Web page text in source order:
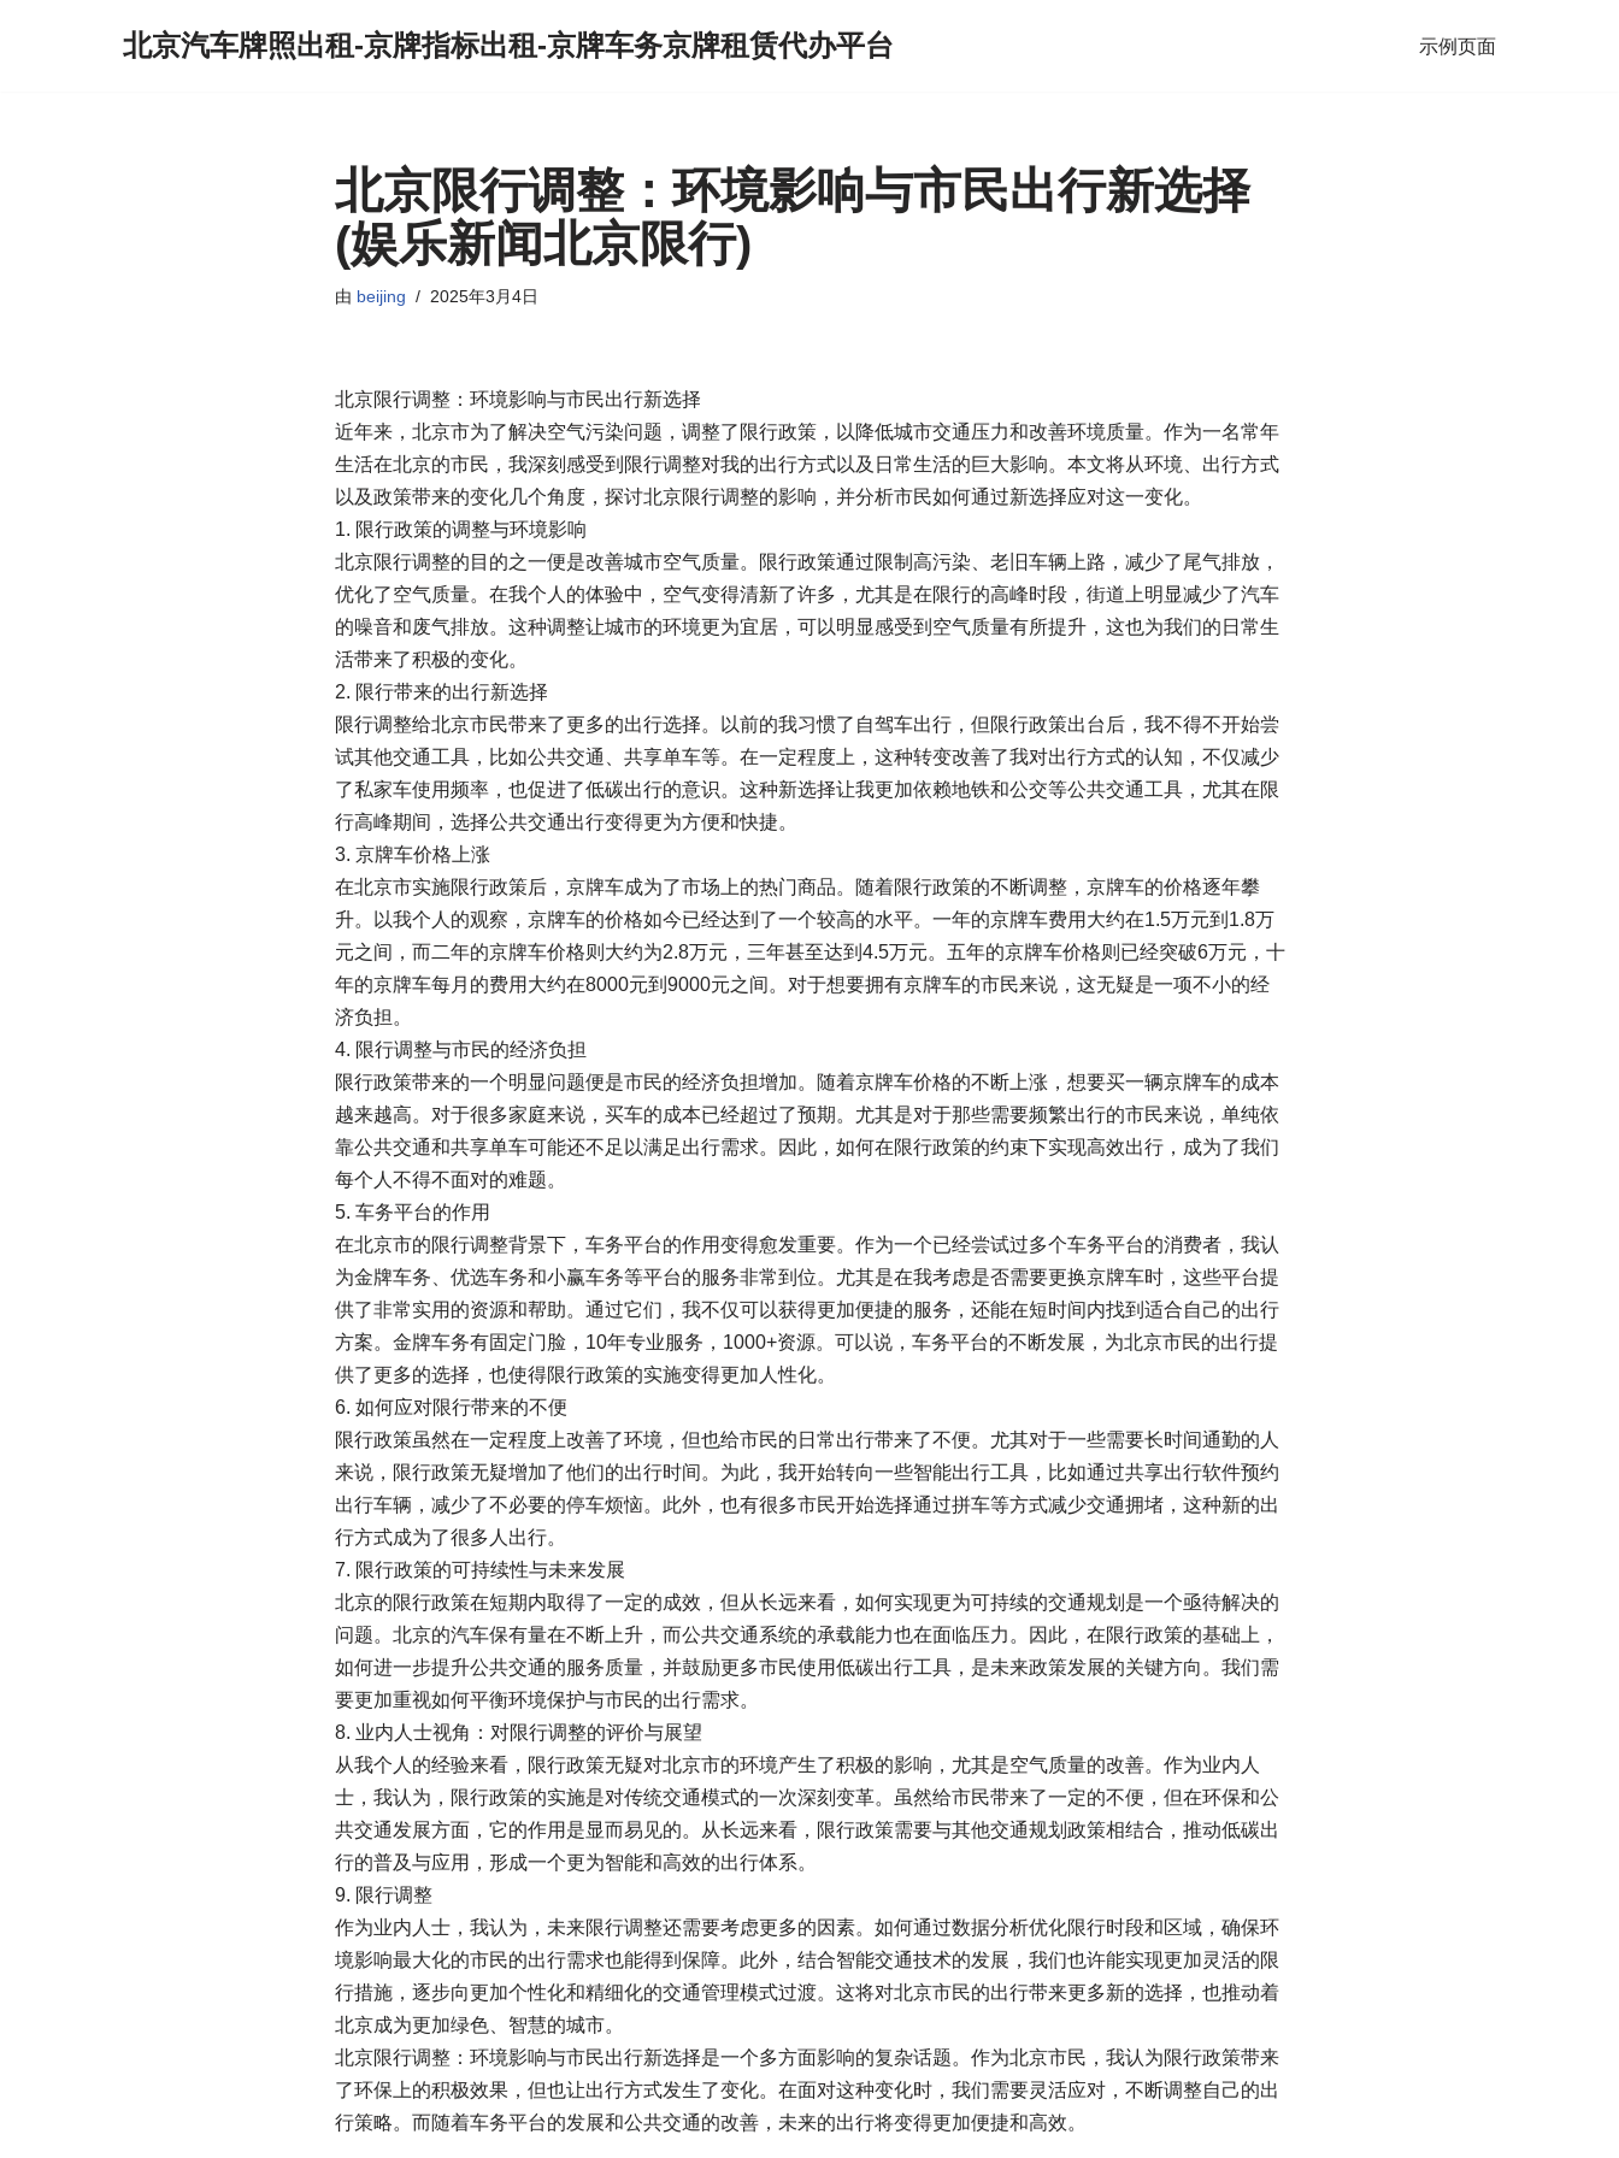
北京汽车牌照出租-京牌指标出租-京牌车务京牌租赁代办平台 示例页面
北京限行调整：环境影响与市民出行新选择
(娱乐新闻北京限行)
由 beijing 2025年3月4日
北京限行调整：环境影响与市民出行新选择
近年来，北京市为了解决空气污染问题，调整了限行政策，以降低城市交通压力和改善环境质量。作为一名常年
生活在北京的市民，我深刻感受到限行调整对我的出行方式以及日常生活的巨大影响。本文将从环境、出行方式
以及政策带来的变化几个角度，探讨北京限行调整的影响，并分析市民如何通过新选择应对这一变化。
1. 限行政策的调整与环境影响
北京限行调整的目的之一便是改善城市空气质量。限行政策通过限制高污染、老旧车辆上路，减少了尾气排放，
优化了空气质量。在我个人的体验中，空气变得清新了许多，尤其是在限行的高峰时段，街道上明显减少了汽车
的噪音和废气排放。这种调整让城市的环境更为宜居，可以明显感受到空气质量有所提升，这也为我们的日常生
活带来了积极的变化。
2. 限行带来的出行新选择
限行调整给北京市民带来了更多的出行选择。以前的我习惯了自驾车出行，但限行政策出台后，我不得不开始尝
试其他交通工具，比如公共交通、共享单车等。在一定程度上，这种转变改善了我对出行方式的认知，不仅减少
了私家车使用频率，也促进了低碳出行的意识。这种新选择让我更加依赖地铁和公交等公共交通工具，尤其在限
行高峰期间，选择公共交通出行变得更为方便和快捷。
3. 京牌车价格上涨
在北京市实施限行政策后，京牌车成为了市场上的热门商品。随着限行政策的不断调整，京牌车的价格逐年攀
升。以我个人的观察，京牌车的价格如今已经达到了一个较高的水平。一年的京牌车费用大约在1.5万元到1.8万
元之间，而二年的京牌车价格则大约为2.8万元，三年甚至达到4.5万元。五年的京牌车价格则已经突破6万元，十
年的京牌车每月的费用大约在8000元到9000元之间。对于想要拥有京牌车的市民来说，这无疑是一项不小的经
济负担。
4. 限行调整与市民的经济负担
限行政策带来的一个明显问题便是市民的经济负担增加。随着京牌车价格的不断上涨，想要买一辆京牌车的成本
越来越高。对于很多家庭来说，买车的成本已经超过了预期。尤其是对于那些需要频繁出行的市民来说，单纯依
靠公共交通和共享单车可能还不足以满足出行需求。因此，如何在限行政策的约束下实现高效出行，成为了我们
每个人不得不面对的难题。
5. 车务平台的作用
在北京市的限行调整背景下，车务平台的作用变得愈发重要。作为一个已经尝试过多个车务平台的消费者，我认
为金牌车务、优选车务和小赢车务等平台的服务非常到位。尤其是在我考虑是否需要更换京牌车时，这些平台提
供了非常实用的资源和帮助。通过它们，我不仅可以获得更加便捷的服务，还能在短时间内找到适合自己的出行
方案。金牌车务有固定门脸，10年专业服务，1000+资源。可以说，车务平台的不断发展，为北京市民的出行提
供了更多的选择，也使得限行政策的实施变得更加人性化。
6. 如何应对限行带来的不便
限行政策虽然在一定程度上改善了环境，但也给市民的日常出行带来了不便。尤其对于一些需要长时间通勤的人
来说，限行政策无疑增加了他们的出行时间。为此，我开始转向一些智能出行工具，比如通过共享出行软件预约
出行车辆，减少了不必要的停车烦恼。此外，也有很多市民开始选择通过拼车等方式减少交通拥堵，这种新的出
行方式成为了很多人出行。
7. 限行政策的可持续性与未来发展
北京的限行政策在短期内取得了一定的成效，但从长远来看，如何实现更为可持续的交通规划是一个亟待解决的
问题。北京的汽车保有量在不断上升，而公共交通系统的承载能力也在面临压力。因此，在限行政策的基础上，
如何进一步提升公共交通的服务质量，并鼓励更多市民使用低碳出行工具，是未来政策发展的关键方向。我们需
要更加重视如何平衡环境保护与市民的出行需求。
8. 业内人士视角：对限行调整的评价与展望
从我个人的经验来看，限行政策无疑对北京市的环境产生了积极的影响，尤其是空气质量的改善。作为业内人
士，我认为，限行政策的实施是对传统交通模式的一次深刻变革。虽然给市民带来了一定的不便，但在环保和公
共交通发展方面，它的作用是显而易见的。从长远来看，限行政策需要与其他交通规划政策相结合，推动低碳出
行的普及与应用，形成一个更为智能和高效的出行体系。
9. 限行调整
作为业内人士，我认为，未来限行调整还需要考虑更多的因素。如何通过数据分析优化限行时段和区域，确保环
境影响最大化的市民的出行需求也能得到保障。此外，结合智能交通技术的发展，我们也许能实现更加灵活的限
行措施，逐步向更加个性化和精细化的交通管理模式过渡。这将对北京市民的出行带来更多新的选择，也推动着
北京成为更加绿色、智慧的城市。
北京限行调整：环境影响与市民出行新选择是一个多方面影响的复杂话题。作为北京市民，我认为限行政策带来
了环保上的积极效果，但也让出行方式发生了变化。在面对这种变化时，我们需要灵活应对，不断调整自己的出
行策略。而随着车务平台的发展和公共交通的改善，未来的出行将变得更加便捷和高效。